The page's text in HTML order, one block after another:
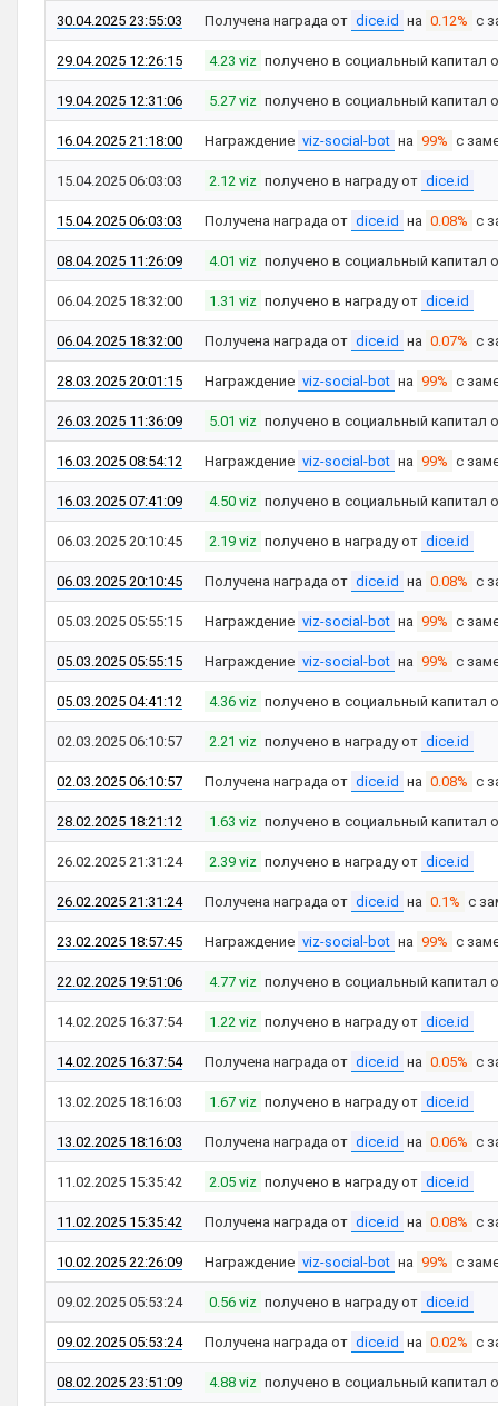
30.04.2025 23:55:03 Получена награда от dice.id на 0.12% с
29.04.2025 12:26:15 4.23 viz получено в социальный капитал
19.04.2025 12:31:06 5.27 viz получено в социальный капитал
16.04.2025 21:18:00 Награждение viz-social-bot на 99% с
15.04.2025 06:03:03 2.12 viz получено в награду от dice.id
15.04.2025 06:03:03 Получена награда от dice.id на 0.08% с
08.04.2025 11:26:09 4.01 viz получено в социальный капитал
06.04.2025 18:32:00 1.31 viz получено в награду от dice.id
06.04.2025 18:32:00 Получена награда от dice.id на 0.07% с
28.03.2025 20:01:15 Награждение viz-social-bot на 99% с
26.03.2025 11:36:09 5.01 viz получено в социальный капитал
16.03.2025 08:54:12 Награждение viz-social-bot на 99% с
16.03.2025 07:41:09 4.50 viz получено в социальный капитал
06.03.2025 20:10:45 2.19 viz получено в награду от dice.id
06.03.2025 20:10:45 Получена награда от dice.id на 0.08% с
05.03.2025 05:55:15 Награждение viz-social-bot на 99% с
05.03.2025 05:55:15 Награждение viz-social-bot на 99% с
05.03.2025 04:41:12 4.36 viz получено в социальный капитал
02.03.2025 06:10:57 2.21 viz получено в награду от dice.id
02.03.2025 06:10:57 Получена награда от dice.id на 0.08% с
28.02.2025 18:21:12 1.63 viz получено в социальный капитал
26.02.2025 21:31:24 2.39 viz получено в награду от dice.id
26.02.2025 21:31:24 Получена награда от dice.id на 0.1% с
23.02.2025 18:57:45 Награждение viz-social-bot на 99% с
22.02.2025 19:51:06 4.77 viz получено в социальный капитал
14.02.2025 16:37:54 1.22 viz получено в награду от dice.id
14.02.2025 16:37:54 Получена награда от dice.id на 0.05% с
13.02.2025 18:16:03 1.67 viz получено в награду от dice.id
13.02.2025 18:16:03 Получена награда от dice.id на 0.06% с
11.02.2025 15:35:42 2.05 viz получено в награду от dice.id
11.02.2025 15:35:42 Получена награда от dice.id на 0.08% с
10.02.2025 22:26:09 Награждение viz-social-bot на 99% с
09.02.2025 05:53:24 0.56 viz получено в награду от dice.id
09.02.2025 05:53:24 Получена награда от dice.id на 0.02% с
08.02.2025 23:51:09 4.88 viz получено в социальный капитал